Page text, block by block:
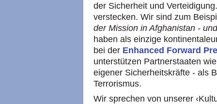
der Sicherheit und
verstecken. Wir sind zum
der Mission in Afghanistan -
haben als einzige
bei der Enhanced Forward
unterstützen Partnerstaaten
eigener Sicherheitskräfte - als
Terrorismus.
Wir sprechen von unserer